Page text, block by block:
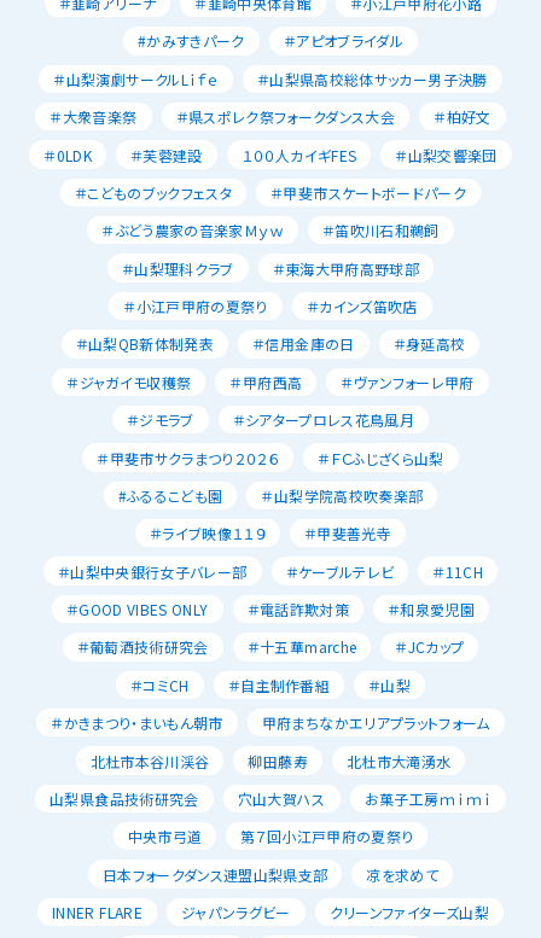
#かみすきパーク
＃アピオブライダル
＃山梨演劇サークルLｉｆｅ
＃山梨県高校総体サッカー男子決勝
＃大衆音楽祭
＃県スポレク祭フォークダンス大会
＃柏好文
＃0LDK
＃芙蓉建設 １００人カイギFES
＃山梨交響楽団
＃こどものブックフェスタ
＃甲斐市スケートボードパーク
＃ぶどう農家の音楽家Ｍｙｗ
＃笛吹川石和鵜飼
＃山梨理科クラブ
＃東海大甲府高野球部
＃小江戸甲府の夏祭り
＃カインズ笛吹店
＃山梨QB新体制発表
＃信用金庫の日
＃身延高校
＃ジャガイモ収穫祭
＃甲府西高
＃ヴァンフォーレ甲府
＃ジモラブ
＃シアタープロレス花鳥風月
＃甲斐市サクラまつり２０２６
＃ＦＣふじざくら山梨
#ふるるこども園
＃山梨学院高校吹奏楽部
＃ライブ映像１１９
＃甲斐善光寺
＃山梨中央銀行女子バレー部
＃ケーブルテレビ
＃11CH
＃GOOD VIBES ONLY
＃電話詐欺対策
＃和泉愛児園
＃葡萄酒技術研究会
＃十五華marche
＃JCカップ
＃コミCH
＃自主制作番組
＃山梨
＃かきまつり・まいもん朝市
甲府まちなかエリアプラットフォーム
北杜市本谷川渓谷
柳田藤寿
北杜市大滝湧水
山梨県食品技術研究会
穴山大賀ハス
お菓子工房ｍｉｍｉ
中央市弓道
第７回小江戸甲府の夏祭り
日本フォークダンス連盟山梨県支部
凉を求めて
INNER FLARE
ジャパンラグビー
クリーンファイターズ山梨